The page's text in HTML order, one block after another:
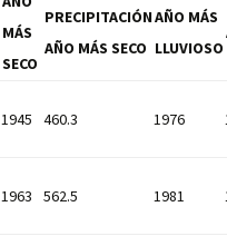
MÁS
SECO
PRECIPITACIÓN
AÑO MÁS SECO
AÑO MÁS
LLUVIOSO
1945 460.3 1976
1963 562.5 1981